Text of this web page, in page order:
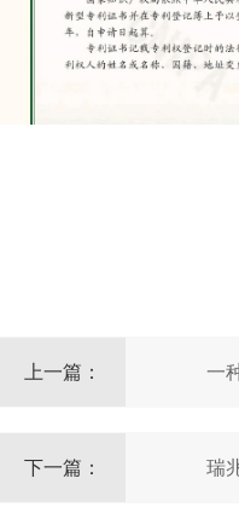
上一篇： 一
下一篇： 瑞